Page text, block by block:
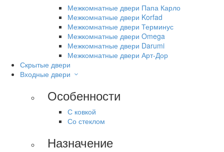
Межкомнатные двери Папа Карло
Межкомнатные двери Korfad
Межкомнатные двери Терминус
Межкомнатные двери Omega
Межкомнатные двери Darumi
Межкомнатные двери Арт-Дор
Скрытые двери
Входные двери
Особенности
С ковкой
Со стеклом
Назначение